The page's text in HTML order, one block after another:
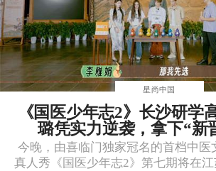
星尚中国
《国医少年志2》长沙研学
璐凭实力逆袭，拿下“新
今晚，由喜临门独家冠名的首档中医
真人秀《国医少年志2》第七期将在江